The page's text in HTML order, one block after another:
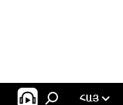
ՀԱՅ